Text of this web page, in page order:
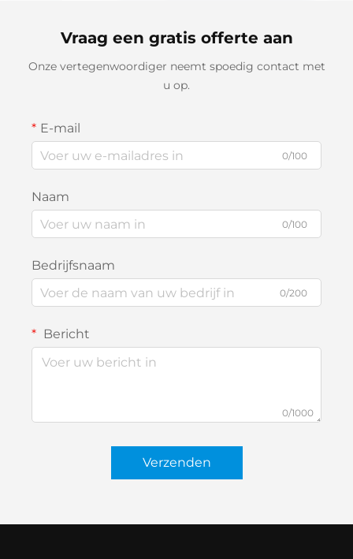
Vraag een gratis offerte aan
Onze vertegenwoordiger neemt spoedig contact met
u op.
E-mail
0/100
Naam
0/100
Bedrijfsnaam
0/200
Bericht
0/1000
Verzenden